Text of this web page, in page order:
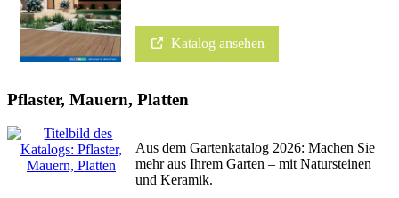
Katalog ansehen
Pflaster, Mauern, Platten
Aus dem Gartenkatalog 2026: Machen Sie
mehr aus Ihrem Garten – mit Natursteinen
und Keramik.